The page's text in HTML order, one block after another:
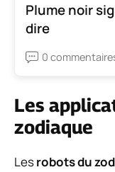
Plume noir
dire
0
Les
zodiaque
Lesrobots du